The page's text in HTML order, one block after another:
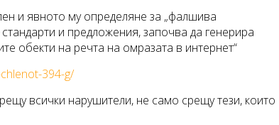
и явното му определяне за „фалшива
и предложения, започва да генерира
обекти на речта на омразата в интернет“
394-g/
всички нарушители, не само срещу тези, които